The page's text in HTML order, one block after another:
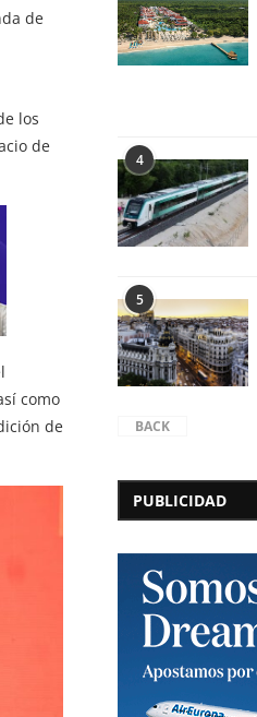
de
los
de
como
de
4
5
BACK
PUBLICIDAD